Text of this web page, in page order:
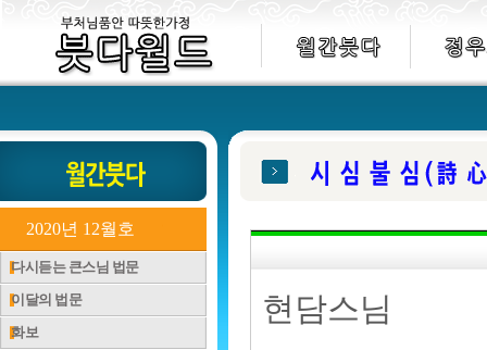
2020년 12월호
다시듣는 큰스님 법문
이달의 법문
화보
현담스님